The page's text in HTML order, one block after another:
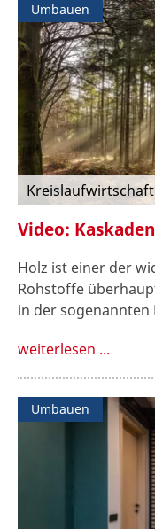
Umbauen
Video:
Holz ist einer der
Rohstoffe
in der
weiterlesen ...
Umbauen